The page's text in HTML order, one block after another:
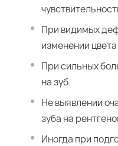
При видимых
изменении цвета
При сильных
на зуб.
Не выявлении
зуба на
Иногда при